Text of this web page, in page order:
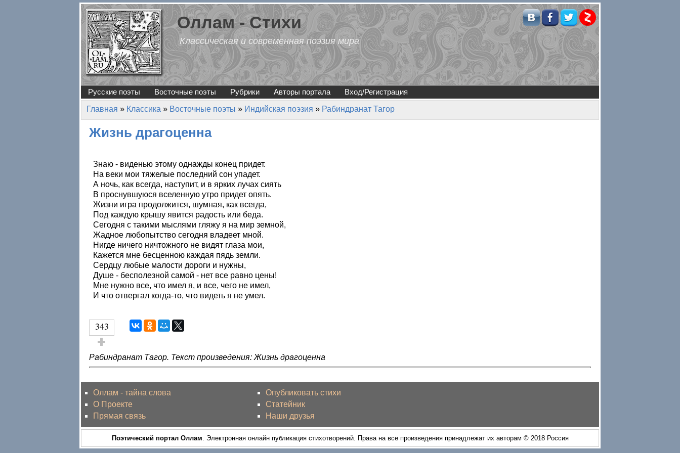
Перейти к основному содержанию
Оллам - Стихи
Классическая и современная поэзия мира
Русские поэты Восточные поэты Рубрики Авторы портала Вход/Регистрация
Вы здесь
Главная » Классика » Восточные поэты » Индийская поэзия » Рабиндранат Тагор
Жизнь драгоценна
Знаю - виденью этому однажды конец придет.
На веки мои тяжелые последний сон упадет.
А ночь, как всегда, наступит, и в ярких лучах сиять
В проснувшуюся вселенную утро придет опять.
Жизни игра продолжится, шумная, как всегда,
Под каждую крышу явится радость или беда.
Сегодня с такими мыслями гляжу я на мир земной,
Жадное любопытство сегодня владеет мной.
Нигде ничего ничтожного не видят глаза мои,
Кажется мне бесценною каждая пядь земли.
Сердцу любые малости дороги и нужны,
Душе - бесполезной самой - нет все равно цены!
Мне нужно все, что имел я, и все, чего не имел,
И что отвергал когда-то, что видеть я не умел.
343
Голос за!
Рабиндранат Тагор. Текст произведения: Жизнь драгоценна
Оллам - тайна слова
О Проекте
Прямая связь
Опубликовать стихи
Статейник
Наши друзья
Поэтический портал Оллам . Электронная онлайн публикация стихотворений. Права на все произведения принадлежат их авторам © 2018 Россия